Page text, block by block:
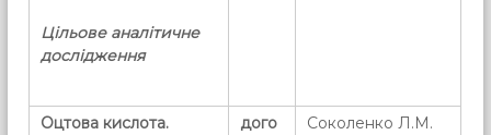
Цільове аналітичне
дослідження
Оцтова кислота.
дого
Соколенко Л.М.